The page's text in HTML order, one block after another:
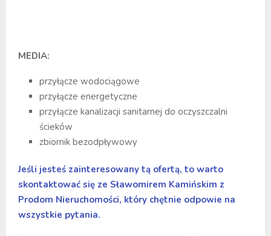
MEDIA:
przyłącze wodociągowe
przyłącze energetyczne
przyłącze kanalizacji sanitarnej do oczyszczalni
ścieków
zbiornik bezodpływowy
Jeśli jesteś zainteresowany tą ofertą, to warto
skontaktować się ze Sławomirem Kamińskim z
Prodom Nieruchomości, który chętnie odpowie na
wszystkie pytania.